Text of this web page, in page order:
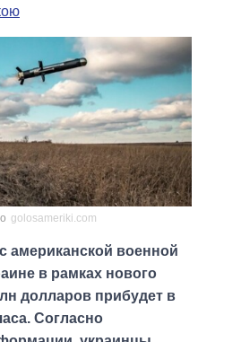
golosameriki.com
американской военной
в рамках нового
долларов прибудет в
Согласно